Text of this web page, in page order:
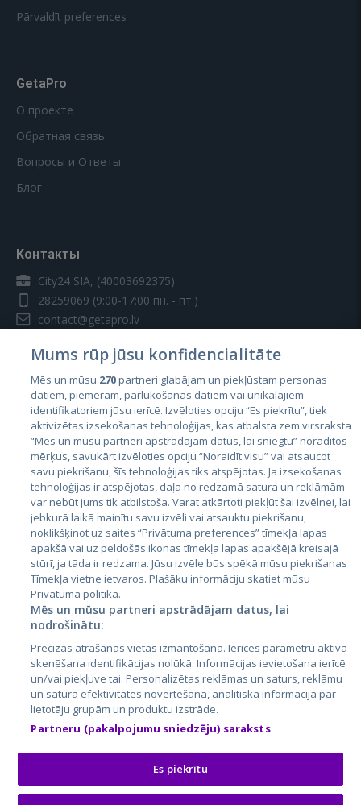
Pārvaldīt preferences
GetaPro
О проекте
Обратная связь
Вопросы и Ответы
Блог
Контакты
City24 SIA, (40003692375)
28259069 (9:00-17:00 пн. - пт.)
contact@getapro.lv
Страны
Эстония
Латвия
Литва
City24.lv
City24.ee
GetaPro.lv
GetaPro.ee
Skelbiu.lt
Autoplius.lt
Aruodas.lt
CVbankas.lt
Kainos.lt
Paslaugos.lt
auto24.ee
Osta.ee
KuldneBörs.ee
Mums rūp jūsu konfidencialitāte
Mēs un mūsu 270partneri glabājam un piekļūstam personas
datiem, piemēram, pārlūkošanas datiem vai unikālajiem
identifikatoriem jūsu ierīcē. Izvēloties opciju “Es piekrītu”, tiek
aktivizētas izsekošanas tehnoloģijas, kas atbalsta zem virsraksta
“Mēs un mūsu partneri apstrādājam datus, lai sniegtu” norādītos
mērķus, savukārt izvēloties opciju “Noraidīt visu” vai atsaucot
savu piekrišanu, šīs tehnoloģijas tiks atspējotas. Ja izsekošanas
tehnoloģijas ir atspējotas, daļa no redzamā satura un reklāmām
var nebūt jums tik atbilstoša. Varat atkārtoti piekļūt šai izvēlnei, lai
jebkurā laikā mainītu savu izvēli vai atsauktu piekrišanu,
noklikšķinot uz saites “Privātuma preferences” tīmekļa lapas
apakšā vai uz peldošās ikonas tīmekļa lapas apakšējā kreisajā
stūrī, ja tāda ir redzama. Jūsu izvēle būs spēkā mūsu piekrišanas
Tīmekļa vietne ietvaros. Plašāku informāciju skatiet mūsu
Privātuma politikā.
Mēs un mūsu partneri apstrādājam datus, lai
nodrošinātu:
Precīzas atrašanās vietas izmantošana. Ierīces parametru aktīva
skenēšana identifikācijas nolūkā. Informācijas ievietošana ierīcē
un/vai piekļuve tai. Personalizētas reklāmas un saturs, reklāmu
un satura efektivitātes novērtēšana, analītiskā informācija par
lietotāju grupām un produktu izstrāde.
Partneru (pakalpojumu sniedzēju) saraksts
Es piekrītu